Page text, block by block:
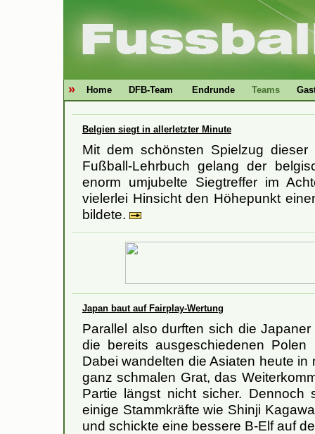
» Home DFB-Team Endrunde Teams
Belgien siegt in allerletzter Minute
Mit dem schönsten Spielzug
Fußball-Lehrbuch gelang der
enorm umjubelte Siegtreffer im
vielerlei Hinsicht den Höhepunkt
bildete.
Japan baut auf Fairplay-Wertung
Parallel also durften sich die
die bereits ausgeschiedenen
Dabei wandelten die Asiaten heute
ganz schmalen Grat, das
Partie längst nicht sicher. Dennoch
einige Stammkräfte wie Shinji
und schickte eine bessere B-Elf auf